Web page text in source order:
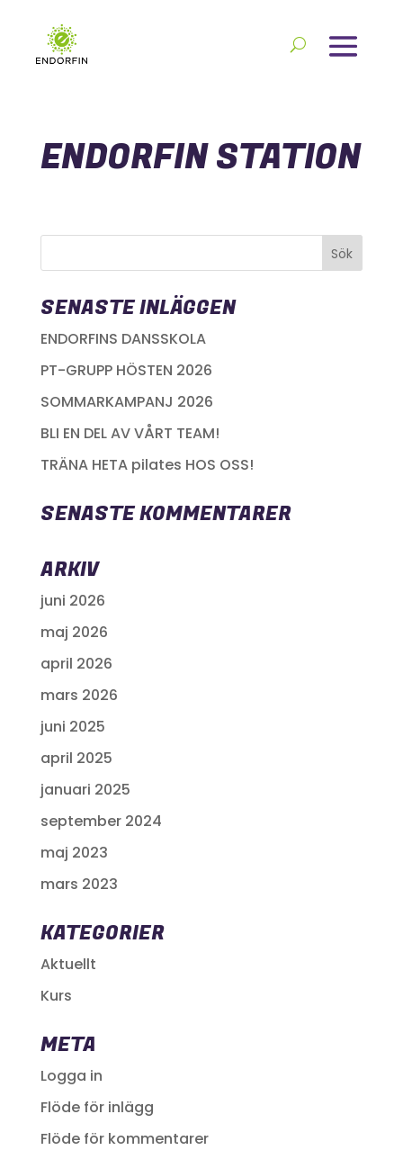
ENDORFIN STATION
SENASTE INLÄGGEN
ENDORFINS DANSSKOLA
PT-GRUPP HÖSTEN 2026
SOMMARKAMPANJ 2026
BLI EN DEL AV VÅRT TEAM!
TRÄNA HETA pilates HOS OSS!
SENASTE KOMMENTARER
ARKIV
juni 2026
maj 2026
april 2026
mars 2026
juni 2025
april 2025
januari 2025
september 2024
maj 2023
mars 2023
KATEGORIER
Aktuellt
Kurs
META
Logga in
Flöde för inlägg
Flöde för kommentarer